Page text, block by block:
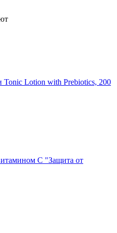
Lotion with Prebiotics, 200
С "Защита от